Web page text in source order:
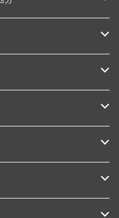
ン)
・シャンベルタン)
ヴェルジュレス)
ルミタージュ)
ュ・パプ)
プ)